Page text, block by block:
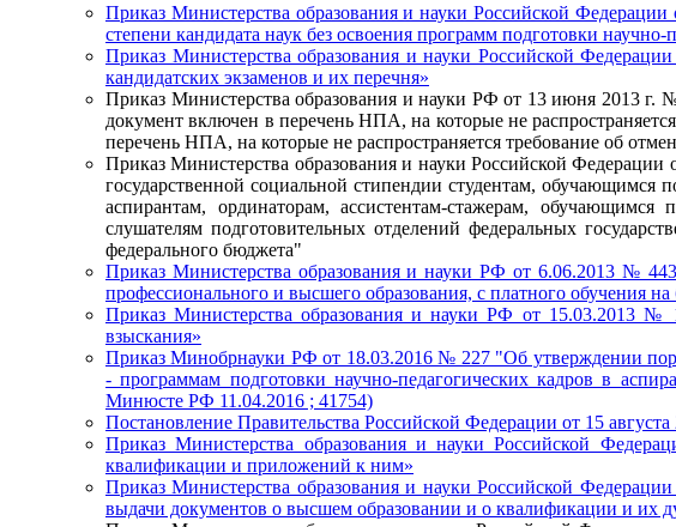
Приказ Министерства образования и науки Российской
степени кандидата наук без освоения программ подготовки
Приказ Министерства образования и науки Российской
кандидатских экзаменов и их перечня»
Приказ Министерства образования и науки РФ от 13 июня 2013 г.
документ включен в перечень НПА, на которые не
перечень НПА, на которые не распространяется требование об
Приказ Министерства образования и науки Российской
государственной социальной стипендии студентам, обучающимся
аспирантам, ординаторам, ассистентам-стажерам,
слушателям подготовительных отделений федеральных
федерального бюджета"
Приказ Министерства образования и науки РФ от 6.06.2013 №
профессионального и высшего образования, с платного обучения на
Приказ Министерства образования и науки РФ от 15.03.2013
взыскания»
Приказ Минобрнауки РФ от 18.03.2016 № 227 "Об утверждении
- программам подготовки научно-педагогических кадров в
Минюсте РФ 11.04.2016 ; 41754)
Постановление Правительства Российской Федерации от 15
Приказ Министерства образования и науки Российской
квалификации и приложений к ним»
Приказ Министерства образования и науки Российской
выдачи документов о высшем образовании и о квалификации и их